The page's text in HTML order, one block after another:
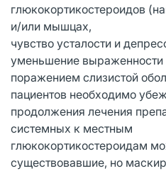
глюкокортикостероидов
и/или мышцах,
чувство усталости и
уменьшение выраженности
поражением слизистой
пациентов необходимо
продолжения лечения
системных к местным
глюкокортикостероидам
существовавшие, но